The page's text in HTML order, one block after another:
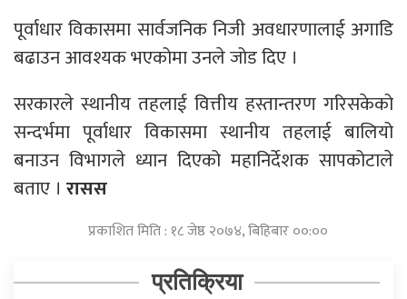
पूर्वाधार विकासमा सार्वजनिक निजी अवधारणालाई अगाडि
बढाउन आवश्यक भएकोमा उनले जोड दिए ।
सरकारले स्थानीय तहलाई वित्तीय हस्तान्तरण गरिसकेको
सन्दर्भमा पूर्वाधार विकासमा स्थानीय तहलाई बालियो
बनाउन विभागले ध्यान दिएको महानिर्देशक सापकोटाले
बताए । रासस
प्रकाशित मिति : १८ जेष्ठ २०७४, बिहिबार ००:००
प्रतिक्रिया